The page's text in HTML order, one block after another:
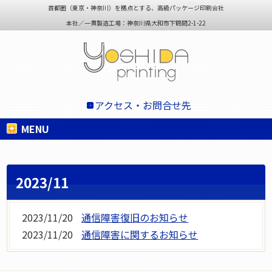
首都圏（東京・神奈川）を拠点とする、高級パッケージ印刷会社
本社／一貫製造工場：神奈川県大和市下鶴間2-1-22
アクセス・お問合せ先
MENU
2023/11
2023/11/20
通信障害復旧のお知らせ
2023/11/20
通信障害に関するお知らせ